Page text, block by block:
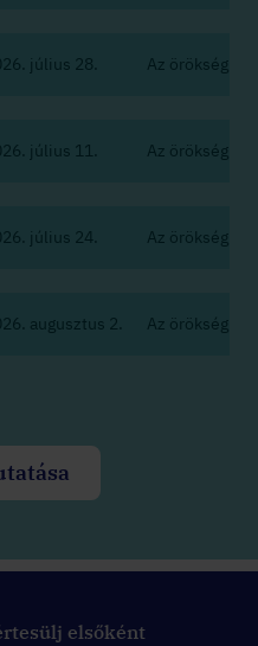
július 28. Az örökség
július 11. Az örökség
július 24. Az örökség
augusztus 2. Az örökség
elsőként